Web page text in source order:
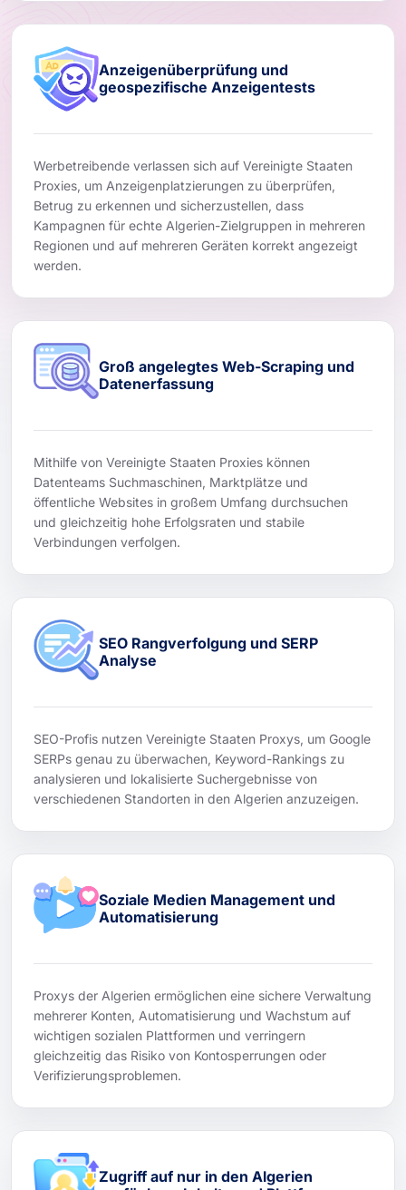
Anzeigenüberprüfung und
geospezifische Anzeigentests
Werbetreibende verlassen sich auf Vereinigte Staaten
Proxies, um Anzeigenplatzierungen zu überprüfen,
Betrug zu erkennen und sicherzustellen, dass
Kampagnen für echte Algerien-Zielgruppen in mehreren
Regionen und auf mehreren Geräten korrekt angezeigt
werden.
Groß angelegtes Web-Scraping und
Datenerfassung
Mithilfe von Vereinigte Staaten Proxies können
Datenteams Suchmaschinen, Marktplätze und
öffentliche Websites in großem Umfang durchsuchen
und gleichzeitig hohe Erfolgsraten und stabile
Verbindungen verfolgen.
SEO Rangverfolgung und SERP
Analyse
SEO-Profis nutzen Vereinigte Staaten Proxys, um Google
SERPs genau zu überwachen, Keyword-Rankings zu
analysieren und lokalisierte Suchergebnisse von
verschiedenen Standorten in den Algerien anzuzeigen.
Soziale Medien Management und
Automatisierung
Proxys der Algerien ermöglichen eine sichere Verwaltung
mehrerer Konten, Automatisierung und Wachstum auf
wichtigen sozialen Plattformen und verringern
gleichzeitig das Risiko von Kontosperrungen oder
Verifizierungsproblemen.
Zugriff auf nur in den Algerien